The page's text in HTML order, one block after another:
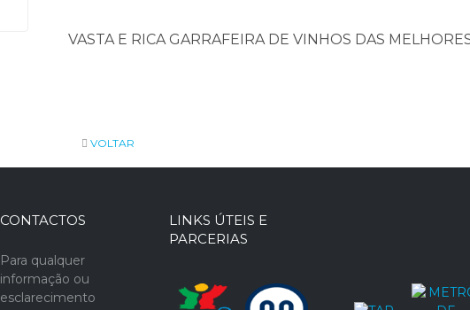
VASTA E RICA GARRAFEIRA DE VINHOS DAS
VOLTAR
CONTACTOS
Para qualquer
informação ou
esclarecimento
LINKS ÚTEIS E
PARCERIAS